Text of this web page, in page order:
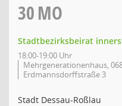
30MO
Stadtbezirksbeirat
18:00-19:00 Uhr
Mehrgenerationenhaus,
Erdmannsdorffstraße 3
Stadt Dessau-Roßlau